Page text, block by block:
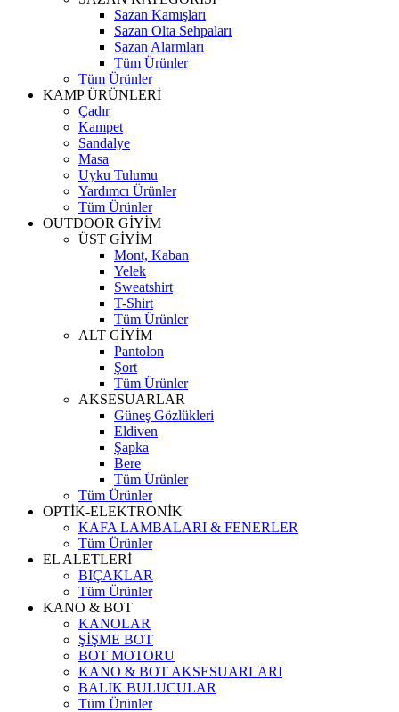
Sazan Kamışları
Sazan Olta Sehpaları
Sazan Alarmları
Tüm Ürünler
Tüm Ürünler
KAMP ÜRÜNLERİ
Çadır
Kampet
Sandalye
Masa
Uyku Tulumu
Yardımcı Ürünler
Tüm Ürünler
OUTDOOR GİYİM
ÜST GİYİM
Mont, Kaban
Yelek
Sweatshirt
T-Shirt
Tüm Ürünler
ALT GİYİM
Pantolon
Şort
Tüm Ürünler
AKSESUARLAR
Güneş Gözlükleri
Eldiven
Şapka
Bere
Tüm Ürünler
Tüm Ürünler
OPTİK-ELEKTRONİK
KAFA LAMBALARI & FENERLER
Tüm Ürünler
EL ALETLERİ
BIÇAKLAR
Tüm Ürünler
KANO & BOT
KANOLAR
ŞİŞME BOT
BOT MOTORU
KANO & BOT AKSESUARLARI
BALIK BULUCULAR
Tüm Ürünler